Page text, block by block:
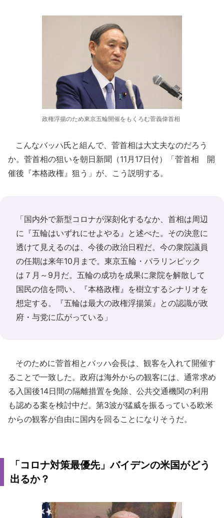
政権浮揚のため東京五輪開催をもくろむ菅義偉首相
こんなバッハ氏と組んで、菅首相は大丈夫なのだろう
か。菅首相の狙いを朝日新聞（11月17日付）「菅首相 開
催後『本格政権』狙う」が、こう説明する。
「国内外で新型コロナが深刻化するなか、首相は周辺
に『五輪はいずれにせよやる』と述べた。その決意に
透けて見えるのは、今後の政治日程だ。今の衆院議員
の任期は来年10月まで。東京五輪・パラリンピック
は７月～9月だ。五輪の成功を成果に衆院を解散して
国民の信を問い、『本格政権』を樹立するシナリオを
想定する。『五輪は最大の政権浮揚策』との認識が政
府・与党に広がっている」
そのために菅首相とバッハ会長は、観客を入れて開催す
ることで一致した。政府は海外からの観客には、通常求め
る入国後14日間の隔離措置を免除、公共交通機関の利用
も認める案を検討中だ。第3波が猛威を振るっている欧米
からの観客が自由に国内を回ることになりそうだ。
「コロナ対策最優先」バイデンの米国がどう
出るか？